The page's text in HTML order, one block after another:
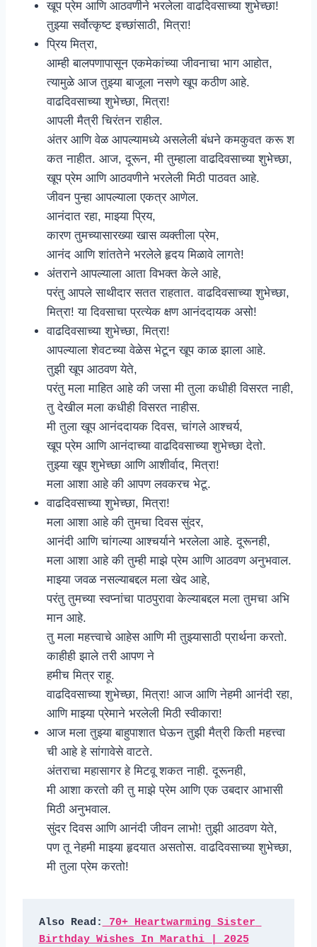
खूप प्रेम आणि आठवणीने भरलेला वाढदिवसाच्या शुभेच्छा!
तुझ्या सर्वोत्कृष्ट इच्छांसाठी, मित्रा!
प्रिय मित्रा,
आम्ही बालपणापासून एकमेकांच्या जीवनाचा भाग आहोत,
त्यामुळे आज तुझ्या बाजूला नसणे खूप कठीण आहे.
वाढदिवसाच्या शुभेच्छा, मित्रा!
आपली मैत्री चिरंतन राहील.
अंतर आणि वेळ आपल्यामध्ये असलेली बंधने कमकुवत करू श
कत नाहीत. आज, दूरून, मी तुम्हाला वाढदिवसाच्या शुभेच्छा,
खूप प्रेम आणि आठवणीने भरलेली मिठी पाठवत आहे.
जीवन पुन्हा आपल्याला एकत्र आणेल.
आनंदात रहा, माझ्या प्रिय,
कारण तुमच्यासारख्या खास व्यक्तीला प्रेम,
आनंद आणि शांततेने भरलेले हृदय मिळावे लागते!
अंतराने आपल्याला आता विभक्त केले आहे,
परंतु आपले साथीदार सतत राहतात. वाढदिवसाच्या शुभेच्छा,
मित्रा! या दिवसाचा प्रत्येक क्षण आनंददायक असो!
वाढदिवसाच्या शुभेच्छा, मित्रा!
आपल्याला शेवटच्या वेळेस भेटून खूप काळ झाला आहे.
तुझी खूप आठवण येते,
परंतु मला माहित आहे की जसा मी तुला कधीही विसरत नाही,
तु देखील मला कधीही विसरत नाहीस.
मी तुला खूप आनंददायक दिवस, चांगले आश्चर्य,
खूप प्रेम आणि आनंदाच्या वाढदिवसाच्या शुभेच्छा देतो.
तुझ्या खूप शुभेच्छा आणि आशीर्वाद, मित्रा!
मला आशा आहे की आपण लवकरच भेटू.
वाढदिवसाच्या शुभेच्छा, मित्रा!
मला आशा आहे की तुमचा दिवस सुंदर,
आनंदी आणि चांगल्या आश्चर्याने भरलेला आहे. दूरूनही,
मला आशा आहे की तुम्ही माझे प्रेम आणि आठवण अनुभवाल.
माझ्या जवळ नसल्याबद्दल मला खेद आहे,
परंतु तुमच्या स्वप्नांचा पाठपुरावा केल्याबद्दल मला तुमचा अभि
मान आहे.
तु मला महत्त्वाचे आहेस आणि मी तुझ्यासाठी प्रार्थना करतो.
काहीही झाले तरी आपण ने
हमीच मित्र राहू.
वाढदिवसाच्या शुभेच्छा, मित्रा! आज आणि नेहमी आनंदी रहा,
आणि माझ्या प्रेमाने भरलेली मिठी स्वीकारा!
आज मला तुझ्या बाहुपाशात घेऊन तुझी मैत्री किती महत्त्वा
ची आहे हे सांगावेसे वाटते.
अंतराचा महासागर हे मिटवू शकत नाही. दूरूनही,
मी आशा करतो की तु माझे प्रेम आणि एक उबदार आभासी
मिठी अनुभवाल.
सुंदर दिवस आणि आनंदी जीवन लाभो! तुझी आठवण येते,
पण तू नेहमी माझ्या हृदयात असतोस. वाढदिवसाच्या शुभेच्छा,
मी तुला प्रेम करतो!
Also Read:
70+ Heartwarming Sister
Birthday Wishes In Marathi | 2025